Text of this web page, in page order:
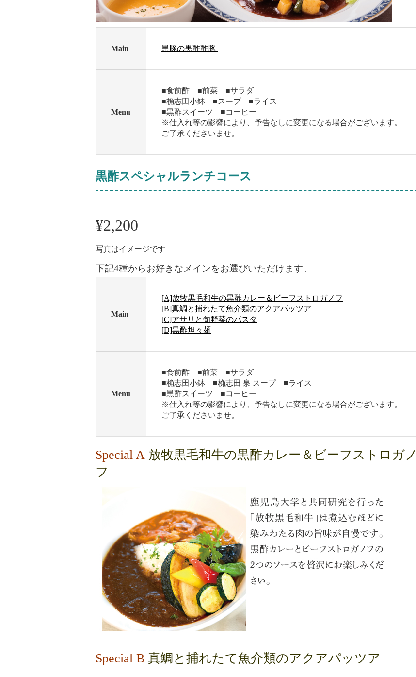
Main 黒豚の黒酢酢豚
Menu
■食前酢 ■前菜 ■サラダ
■桷志田小鉢 ■スープ ■ライス
■黒酢スイーツ ■コーヒー
※仕入れ等の影響により、予告なしに変更になる場合がございます。
ご了承くださいませ。
黒酢スペシャルランチコース
¥2,200
写真はイメージです
下記4種からお好きなメインをお選びいただけます。
Main
[A]放牧黒毛和牛の黒酢カレー＆ビーフストロガノフ
[B]真鯛と捕れたて魚介類のアクアパッツア
[C]アサリと旬野菜のパスタ
[D]黒酢坦々麺
Menu
■食前酢 ■前菜 ■サラダ
■桷志田小鉢 ■桷志田 泉 スープ ■ライス
■黒酢スイーツ ■コーヒー
※仕入れ等の影響により、予告なしに変更になる場合がございます。
ご了承くださいませ。
Special A 放牧黒毛和牛の黒酢カレー＆ビーフストロガノ
フ
Special B 真鯛と捕れたて魚介類のアクアパッツア